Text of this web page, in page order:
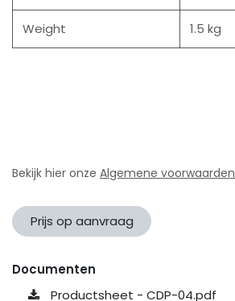
Weight 1.5 kg
Bekijk hier onze Algemene voorwaarden
Prijs op aanvraag
Documenten
Productsheet - CDP-04.pdf